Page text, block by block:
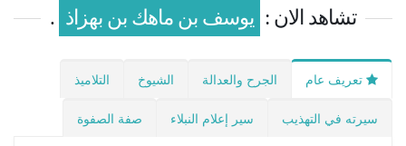
تشاهد الان : يوسف بن ماهك بن بهزاذ .
تعريف عام الجرح والعدالة الشيوخ التلاميذ
سيرته في التهذيب سير إعلام النبلاء صفة الصفوة